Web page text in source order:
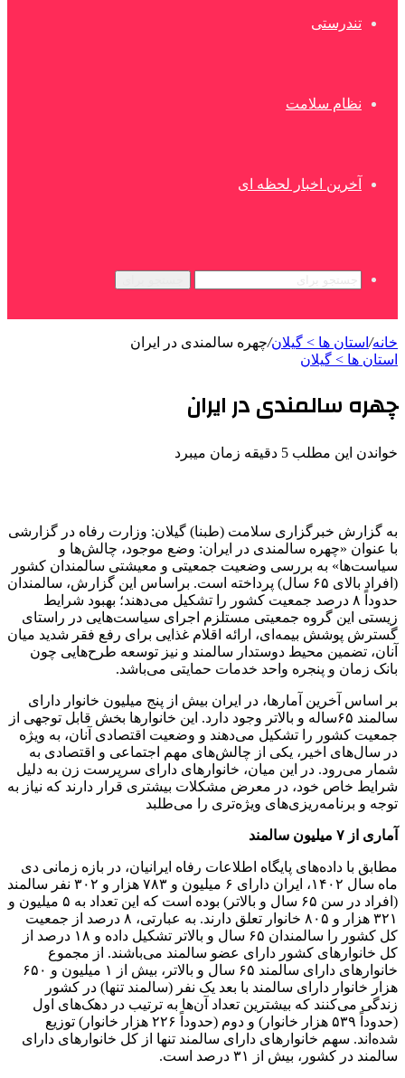
تندرستی
نظام سلامت
آخرین اخبار لحظه ای
خانه/ استان ها > گیلان/چهره سالمندی در ایران
استان ها > گیلان
چهره سالمندی در ایران
خواندن این مطلب 5 دقیقه زمان میبرد
به گزارش خبرگزاری سلامت (طبنا) گیلان: وزارت رفاه در گزارشی
با عنوان «چهره سالمندی در ایران: وضع موجود، چالش‌ها و
سیاست‌ها» به بررسی وضعیت جمعیتی و معیشتی سالمندان کشور
(افراد بالای ۶۵ سال) پرداخته است. براساس این گزارش، سالمندان
حدوداً ۸ درصد جمعیت کشور را تشکیل می‌دهند؛ بهبود شرایط
زیستی این گروه جمعیتی مستلزم اجرای سیاست‌هایی در راستای
گسترش پوشش بیمه‌ای، ارائه اقلام غذایی برای رفع فقر شدید میان
آنان، تضمین محیط دوستدار سالمند و نیز توسعه طرح‌هایی چون
بانک زمان و پنجره واحد خدمات حمایتی می‌باشد.
بر اساس آخرین آمارها، در ایران بیش از پنج میلیون خانوار دارای
سالمند ۶۵ساله و بالاتر وجود دارد. این خانوارها بخش قابل توجهی از
جمعیت کشور را تشکیل می‌دهند و وضعیت اقتصادی آنان، به ویژه
در سال‌های اخیر، یکی از چالش‌های مهم اجتماعی و اقتصادی به
شمار می‌رود. در این میان، خانوارهای دارای سرپرست زن به دلیل
شرایط خاص خود، در معرض مشکلات بیشتری قرار دارند که نیاز به
توجه و برنامه‌ریزی‌های ویژه‌تری را می‌طلبد
آماری از ۷ میلیون سالمند
مطابق با داده‌های پایگاه اطلاعات رفاه ایرانیان، در بازه زمانی دی
ماه سال ۱۴۰۲، ایران دارای ۶ میلیون و ۷۸۳ هزار و ۳۰۲ نفر سالمند
(افراد در سن ۶۵ سال و بالاتر) بوده است که این تعداد به ۵ میلیون و
۳۲۱ هزار و ۸۰۵ خانوار تعلق دارند. به عبارتی، ۸ درصد از جمعیت
کل کشور را سالمندان ۶۵ سال و بالاتر تشکیل داده و ۱۸ درصد از
کل خانوارهای کشور دارای عضو سالمند می‌باشند. از مجموع
خانوارهای دارای سالمند ۶۵ سال و بالاتر، بیش از ۱ میلیون و ۶۵۰
هزار خانوار دارای سالمند با بعد یک نفر (سالمند تنها) در کشور
زندگی می‌کنند که بیشترین تعداد آن‌ها به ترتیب در دهک‌های اول
(حدوداً ۵۳۹ هزار خانوار) و دوم (حدوداً ۲۲۶ هزار خانوار) توزیع
شده‌اند. سهم خانوارهای دارای سالمند تنها از کل خانوارهای دارای
سالمند در کشور، بیش از ۳۱ درصد است.